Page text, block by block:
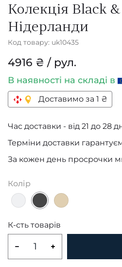
Колекція Black
Нідерланди
Код товару: uk10435
4916 ₴ / рул.
В наявності на складі в
Доставимо за 1 ₴
Час доставки - від 21 до 28
Терміни доставки
За кожен день просрочки
Колір
К-сть товарів